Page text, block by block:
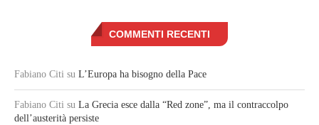
COMMENTI RECENTI
Fabiano Citi su L’Europa ha bisogno della Pace
Fabiano Citi su La Grecia esce dalla “Red zone”, ma il contraccolpo
dell’austerità persiste